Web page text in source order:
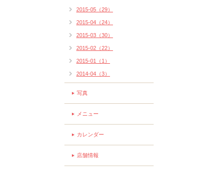
2015-05（29）
2015-04（24）
2015-03（30）
2015-02（22）
2015-01（1）
2014-04（3）
写真
メニュー
カレンダー
店舗情報